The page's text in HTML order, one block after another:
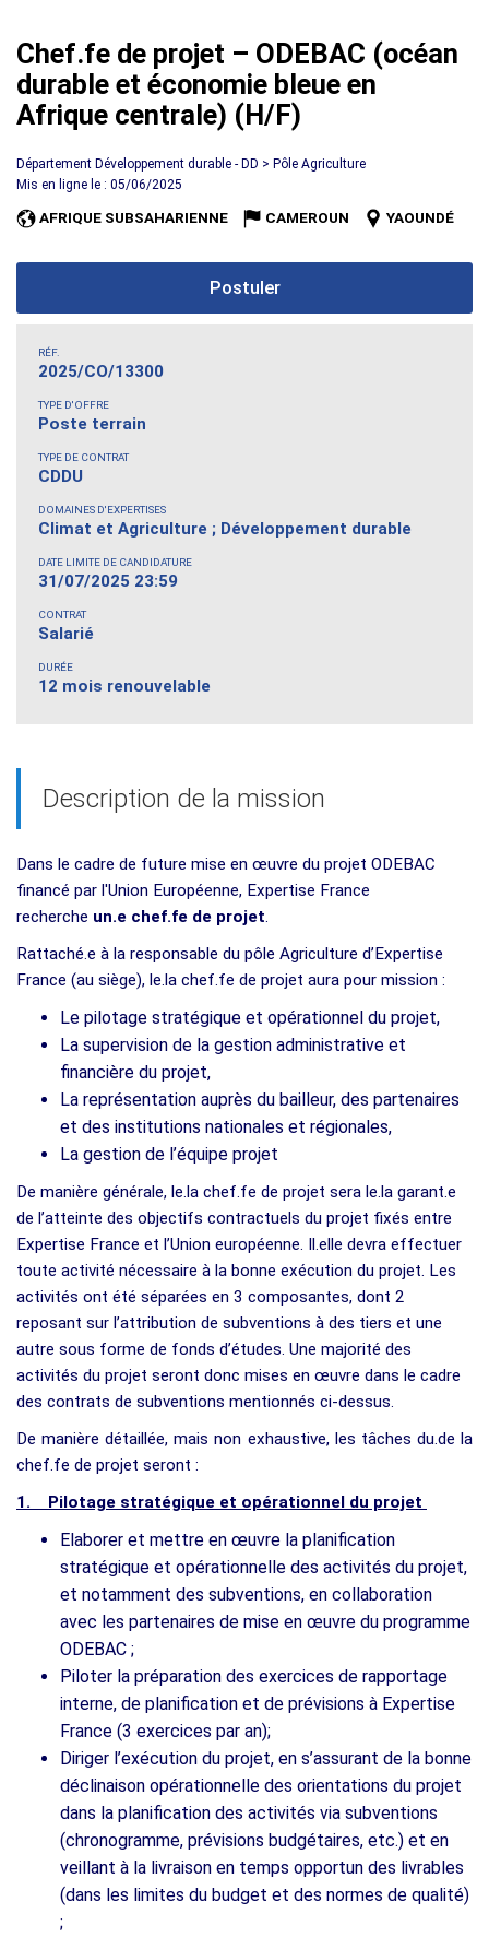
Chef.fe de projet – ODEBAC (océan
durable et économie bleue en
Afrique centrale) (H/F)
Département Développement durable - DD > Pôle Agriculture
Mis en ligne le : 05/06/2025
AFRIQUE SUBSAHARIENNE CAMEROUN YAOUNDÉ
Postuler
RÉF.
2025/CO/13300
TYPE D'OFFRE
Poste terrain
TYPE DE CONTRAT
CDDU
DOMAINES D'EXPERTISES
Climat et Agriculture ; Développement durable
DATE LIMITE DE CANDIDATURE
31/07/2025 23:59
CONTRAT
Salarié
DURÉE
12 mois renouvelable
Description de la mission
Dans le cadre de future mise en œuvre du projet ODEBAC
financé par l'Union Européenne, Expertise France
recherche un.e chef.fe de projet.
Rattaché.e à la responsable du pôle Agriculture d’Expertise
France (au siège), le.la chef.fe de projet aura pour mission :
Le pilotage stratégique et opérationnel du projet,
La supervision de la gestion administrative et
financière du projet,
La représentation auprès du bailleur, des partenaires
et des institutions nationales et régionales,
La gestion de l’équipe projet
De manière générale, le.la chef.fe de projet sera le.la garant.e
de l’atteinte des objectifs contractuels du projet fixés entre
Expertise France et l’Union européenne. Il.elle devra effectuer
toute activité nécessaire à la bonne exécution du projet. Les
activités ont été séparées en 3 composantes, dont 2
reposant sur l’attribution de subventions à des tiers et une
autre sous forme de fonds d’études. Une majorité des
activités du projet seront donc mises en œuvre dans le cadre
des contrats de subventions mentionnés ci-dessus.
De manière détaillée, mais non exhaustive, les tâches du.de la
chef.fe de projet seront :
1. Pilotage stratégique et opérationnel du projet
Elaborer et mettre en œuvre la planification
stratégique et opérationnelle des activités du projet,
et notamment des subventions, en collaboration
avec les partenaires de mise en œuvre du programme
ODEBAC ;
Piloter la préparation des exercices de rapportage
interne, de planification et de prévisions à Expertise
France (3 exercices par an);
Diriger l’exécution du projet, en s’assurant de la bonne
déclinaison opérationnelle des orientations du projet
dans la planification des activités via subventions
(chronogramme, prévisions budgétaires, etc.) et en
veillant à la livraison en temps opportun des livrables
(dans les limites du budget et des normes de qualité)
;